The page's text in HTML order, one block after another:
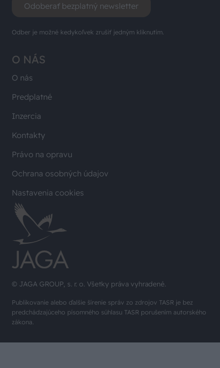
© JAGA GROUP, s. r. o. Všetky práva vyhradené.
Publikovanie alebo ďalšie šírenie správ zo zdrojov TASR je bez
predchádzajúceho písomného súhlasu TASR porušením autorského
zákona.
O NÁS
O nás
Predplatné
Inzercia
Kontakty
Právo na opravu
Ochrana osobných údajov
Nastavenia cookies
Odoberať bezplatný newsletter
Odber je možné kedykoľvek zrušiť jedným kliknutím.